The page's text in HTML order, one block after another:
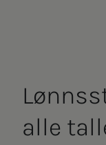
alle